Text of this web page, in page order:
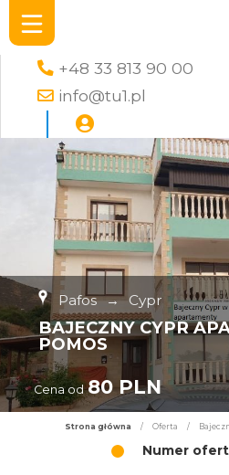
+48 33 813 90 00
info@tu1.pl
Pafos → Cypr
BAJECZNY CYPR
POMOS
Cena od 80 PLN
Strona główna / Oferta /
Numer